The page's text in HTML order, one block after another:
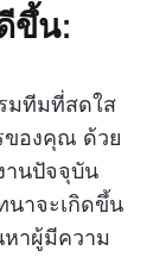
ขึ้น:
มทีมที่สดใส
ของคุณ ด้วย
านปัจจุบัน
าจะเกิดขึ้น
าผู้มีความ